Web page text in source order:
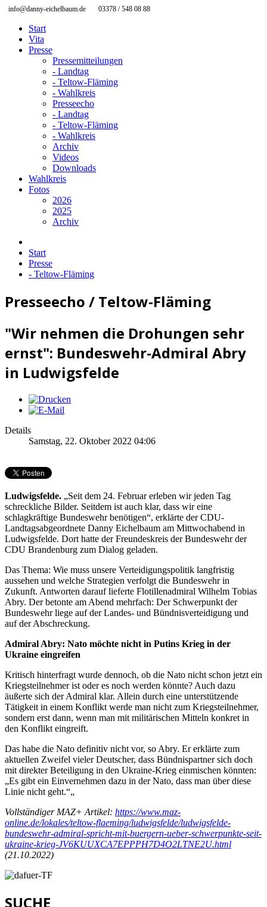
info@danny-eichelbaum.de 03378 / 548 08 88
Start
Vita
Presse
Pressemitteilungen
- Landtag
- Teltow-Fläming
- Wahlkreis
Presseecho
- Landtag
- Teltow-Fläming
- Wahlkreis
Archiv
Videos
Downloads
Wahlkreis
Fotos
2026
2025
Archiv
Start
Presse
- Teltow-Fläming
Presseecho / Teltow-Fläming
"Wir nehmen die Drohungen sehr
ernst": Bundeswehr-Admiral Abry
in Ludwigsfelde
Details
Samstag, 22. Oktober 2022 04:06
Ludwigsfelde. „Seit dem 24. Februar erleben wir jeden Tag
schreckliche Bilder. Seitdem ist auch klar, dass wir eine
schlagkräftige Bundeswehr benötigen“, erklärte der CDU-
Landtagsabgeordnete Danny Eichelbaum am Mittwochabend in
Ludwigsfelde. Dort hatte der Freundeskreis der Bundeswehr der
CDU Brandenburg zum Dialog geladen.
Das Thema: Wie muss unsere Verteidigungspolitik langfristig
aussehen und welche Strategien verfolgt die Bundeswehr in
Zukunft. Antworten darauf lieferte Flotillenadmiral Wilhelm Tobias
Abry. Der betonte am Abend mehrfach: Der Schwerpunkt der
Bundeswehr liege auf der Landes- und Bündnisverteidigung und
auf der Abschreckung.
Admiral Abry: Nato möchte nicht in Putins Krieg in der
Ukraine eingreifen
Kritisch hinterfragt wurde dennoch, ob die Nato nicht schon jetzt ein
Kriegsteilnehmer ist oder es noch werden könnte? Auch dazu
äußerte sich der Admiral klar. Allein durch eine unterstützende
Tätigkeit in einem Konflikt werde man nicht zum Kriegsteilnehmer,
sondern erst dann, wenn man mit militärischen Mitteln konkret in
den Konflikt eingreift.
Das habe die Nato definitiv nicht vor, so Abry. Er erklärte zum
aktuellen Zweifel vieler Deutscher, dass Bündnispartner sich doch
mit direkter Beteiligung in den Ukraine-Krieg einmischen könnten:
„Es gibt ein Einvernehmen dazu in der Nato, dass man über diese
Linie nicht geht.“„
Vollständiger MAZ+ Artikel: https://www.maz-
online.de/lokales/teltow-flaeming/ludwigsfelde/ludwigsfelde-
bundeswehr-admiral-spricht-mit-buergern-ueber-schwerpunkte-seit-
ukraine-krieg-JV6KUUXCA7EPPPH7D4O2LTNE2U.html
(21.10.2022)
SUCHE